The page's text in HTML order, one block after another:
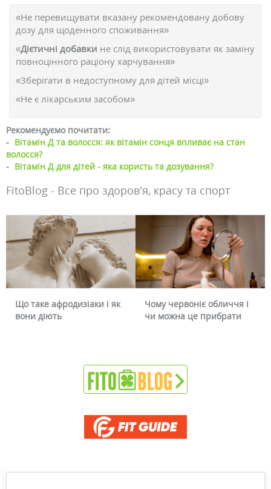
«Не перевищувати вказану рекомендовану добову
дозу для щоденного споживання»
«Дієтичні добавки не слід використовувати як заміну
повноцінного раціону харчування»
«Зберігати в недоступному для дітей місці»
«Не є лікарським засобом»
Рекомендуємо почитати:
- Вітамін Д та волосся: як вітамін сонця впливає на стан
волосся?
- Вітамін Д для дітей - яка користь та дозування?
FitoBlog - Все про здоров'я, красу та спорт
Що таке афродизіаки і як
вони діють
Чому червоніє обличчя і
чи можна це прибрати